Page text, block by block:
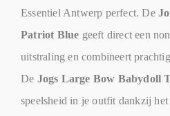
Essentiel Antwerp perfect. De
Patriot Blue geeft direct een
uitstraling en combineert
De Jogs Large Bow Babydoll
speelsheid in je outfit dankzij